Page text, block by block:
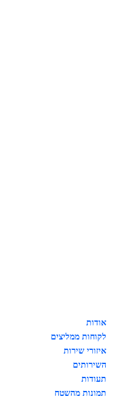
אודות
לקוחות ממליצים
איזורי שירות
השירותים
תעודות
תמונות מהשטח